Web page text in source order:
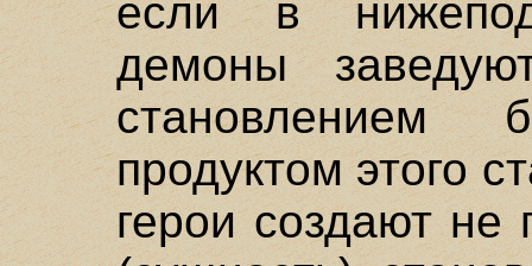
если в
демоны
становлением
продуктом этого
герои создают не